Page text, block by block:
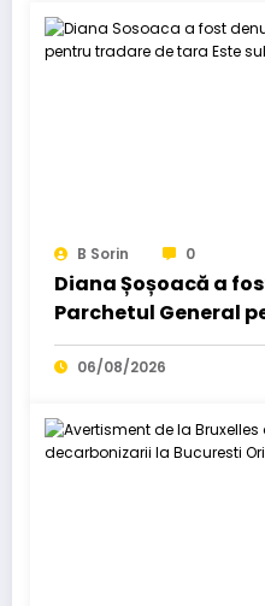
B Sorin 0
Diana Șoșoacă a
Parchetul General
țară: „Este
06/08/2026